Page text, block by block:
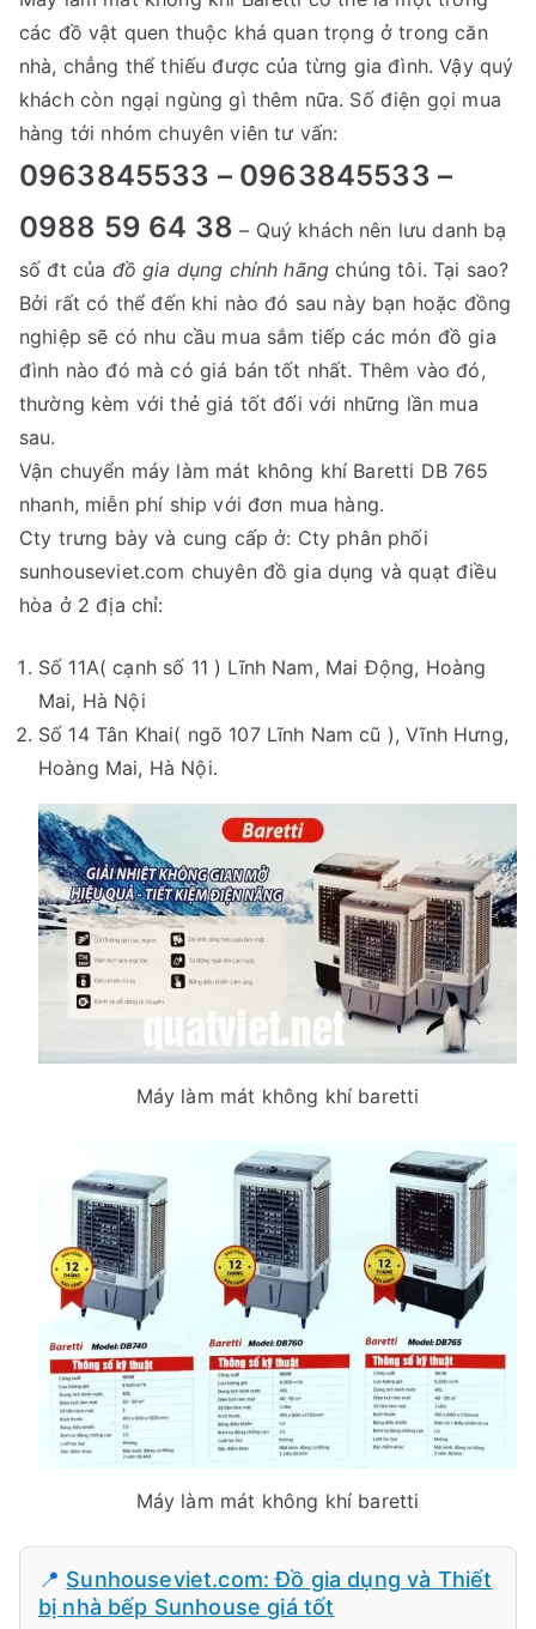
các đồ vật quen thuộc khá quan trọng ở trong căn
nhà, chẳng thể thiếu được của từng gia đình. Vậy quý
khách còn ngại ngùng gì thêm nữa. Số điện gọi mua
hàng tới nhóm chuyên viên tư vấn:
0963845533 – 0963845533 –
0988 59 64 38 – Quý khách nên lưu danh bạ
số đt của đồ gia dụng chính hãng chúng tôi. Tại sao?
Bởi rất có thể đến khi nào đó sau này bạn hoặc đồng
nghiệp sẽ có nhu cầu mua sắm tiếp các món đồ gia
đình nào đó mà có giá bán tốt nhất. Thêm vào đó,
thường kèm với thẻ giá tốt đối với những lần mua
sau.
Vận chuyển máy làm mát không khí Baretti DB 765
nhanh, miễn phí ship với đơn mua hàng.
Cty trưng bày và cung cấp ở: Cty phân phối
sunhouseviet.com chuyên đồ gia dụng và quạt điều
hòa ở 2 địa chỉ:
Số 11A( cạnh số 11 ) Lĩnh Nam, Mai Động, Hoàng
Mai, Hà Nội
Số 14 Tân Khai( ngõ 107 Lĩnh Nam cũ ), Vĩnh Hưng,
Hoàng Mai, Hà Nội.
Máy làm mát không khí baretti
Máy làm mát không khí baretti
📍 Sunhouseviet.com: Đồ gia dụng và Thiết
bị nhà bếp Sunhouse giá tốt